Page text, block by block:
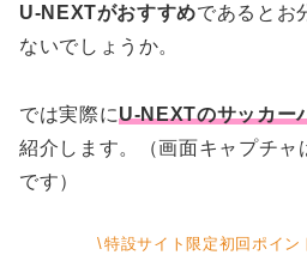
U-NEXTがおすすめであるとお
ないでしょうか。
では実際にU-NEXTのサッカー
紹介します。（画面キャプチャ
です）
特設サイト限定初回ポイ